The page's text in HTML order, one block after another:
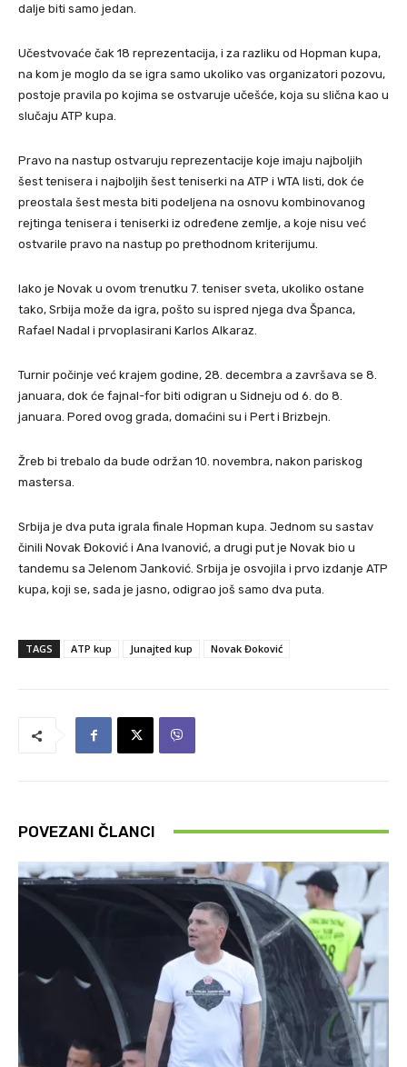
dalje biti samo jedan.
Učestvovaće čak 18 reprezentacija, i za razliku od Hopman kupa,
na kom je moglo da se igra samo ukoliko vas organizatori pozovu,
postoje pravila po kojima se ostvaruje učešće, koja su slična kao u
slučaju ATP kupa.
Pravo na nastup ostvaruju reprezentacije koje imaju najboljih
šest tenisera i najboljih šest teniserki na ATP i WTA listi, dok će
preostala šest mesta biti podeljena na osnovu kombinovanog
rejtinga tenisera i teniserki iz određene zemlje, a koje nisu već
ostvarile pravo na nastup po prethodnom kriterijumu.
Iako je Novak u ovom trenutku 7. teniser sveta, ukoliko ostane
tako, Srbija može da igra, pošto su ispred njega dva Španca,
Rafael Nadal i prvoplasirani Karlos Alkaraz.
Turnir počinje već krajem godine, 28. decembra a završava se 8.
januara, dok će fajnal-for biti odigran u Sidneju od 6. do 8.
januara. Pored ovog grada, domaćini su i Pert i Brizbejn.
Žreb bi trebalo da bude održan 10. novembra, nakon pariskog
mastersa.
Srbija je dva puta igrala finale Hopman kupa. Jednom su sastav
činili Novak Đoković i Ana Ivanović, a drugi put je Novak bio u
tandemu sa Jelenom Janković. Srbija je osvojila i prvo izdanje ATP
kupa, koji se, sada je jasno, odigrao još samo dva puta.
TAGS ATP kup Junajted kup Novak Đoković
POVEZANI ČLANCI